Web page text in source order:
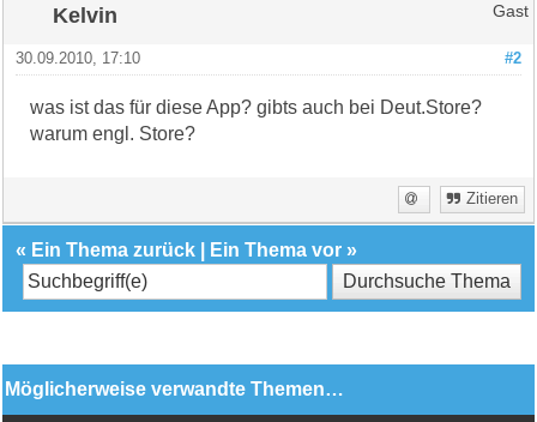
Kelvin Gast
#2
30.09.2010, 17:10
was ist das für diese App? gibts auch bei Deut.Store?
warum engl. Store?
Zitieren
« Ein Thema zurück Ein Thema vor »
Möglicherweise verwandte Themen…